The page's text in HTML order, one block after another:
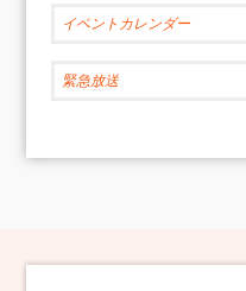
イベントカレンダー
緊急放送